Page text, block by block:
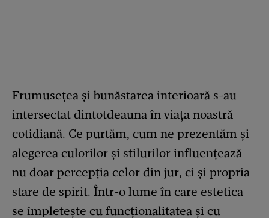
Frumusețea și bunăstarea interioară s-au
intersectat dintotdeauna în viața noastră
cotidiană. Ce purtăm, cum ne prezentăm și
alegerea culorilor și stilurilor influențează
nu doar percepția celor din jur, ci și propria
stare de spirit. Într-o lume în care estetica
se împletește cu funcționalitatea și cu